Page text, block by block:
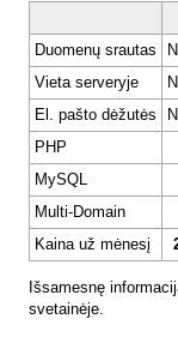
Duomenų srautas
Vieta serveryje
El. pašto dėžutės
PHP
MySQL
Multi-Domain
Kaina už mėnesį
Išsamesnę
svetainėje.